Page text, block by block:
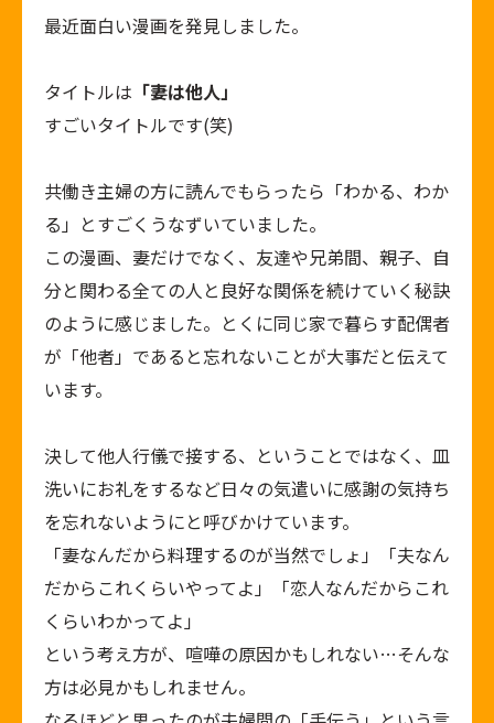
最近面白い漫画を発見しました。
タイトルは 「妻は他人」
すごいタイトルです(笑)
共働き主婦の方に読んでもらったら「わかる、わか
る」とすごくうなずいていました。
この漫画、妻だけでなく、友達や兄弟間、親子、自
分と関わる全ての人と良好な関係を続けていく秘訣
のように感じました。とくに同じ家で暮らす配偶者
が「他者」であると忘れないことが大事だと伝えて
います。
決して他人行儀で接する、ということではなく、皿
洗いにお礼をするなど日々の気遣いに感謝の気持ち
を忘れないようにと呼びかけています。
「妻なんだから料理するのが当然でしょ」「夫なん
だからこれくらいやってよ」「恋人なんだからこれ
くらいわかってよ」
という考え方が、喧嘩の原因かもしれない…そんな
方は必見かもしれません。